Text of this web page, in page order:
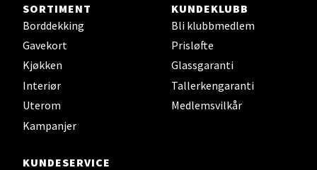
SORTIMENT
Borddekking
Gavekort
Kjøkken
Interiør
Uterom
Kampanjer
KUNDEKLUBB
Bli klubbmedlem
Prisløfte
Glassgaranti
Tallerkengaranti
Medlemsvilkår
KUNDESERVICE
Åpent i dag 10-19
Velg